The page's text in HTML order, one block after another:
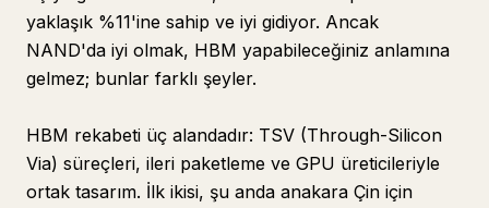
yaklaşık %11'ine sahip ve iyi gidiyor. Ancak
NAND'da iyi olmak, HBM yapabileceğiniz anlamına
gelmez; bunlar farklı şeyler.
HBM rekabeti üç alandadır: TSV (Through-Silicon
Via) süreçleri, ileri paketleme ve GPU üreticileriyle
ortak tasarım. İlk ikisi, şu anda anakara Çin için